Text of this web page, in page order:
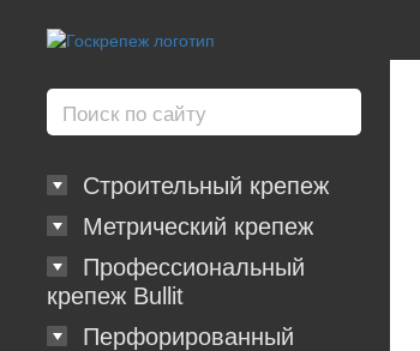
Строительный крепеж
Метрический крепеж
Профессиональный
крепеж Bullit
Перфорированный